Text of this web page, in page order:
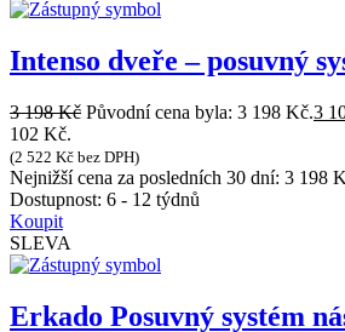
Intenso dveře – posuvný
3 198Kč Původní cena byla: 3 198 Kč.3
102 Kč.
(2 522 Kč bez DPH)
Nejnižší cena za posledních 30 dní: 3 198
Dostupnost: 6 - 12 týdnů
Koupit
SLEVA
Erkado Posuvný systém